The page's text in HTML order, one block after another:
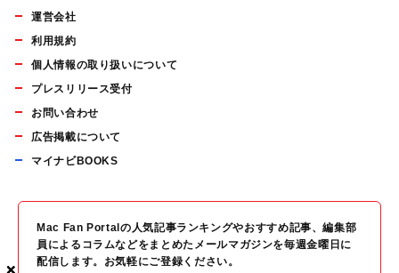
運営会社
利用規約
個人情報の取り扱いについて
プレスリリース受付
お問い合わせ
広告掲載について
マイナビBOOKS
Mac Fan Portalの人気記事ランキングやおすすめ記事、編集部
員によるコラムなどをまとめたメールマガジンを毎週金曜日に
配信します。お気軽にご登録ください。